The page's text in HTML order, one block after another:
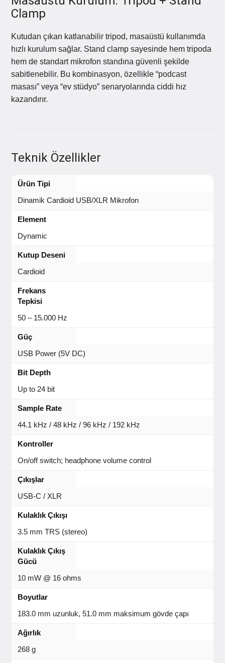
Clamp
Kutudan çıkan katlanabilir tripod, masaüstü kullanımda
hızlı kurulum sağlar. Stand clamp sayesinde hem tripoda
hem de standart mikrofon standına güvenli şekilde
sabitlenebilir. Bu kombinasyon, özellikle “podcast
masası” veya “ev stüdyo” senaryolarında ciddi hız
kazandırır.
Teknik Özellikler
Ürün Tipi
Dinamik Cardioid USB/XLR Mikrofon
Element
Dynamic
Kutup Deseni
Cardioid
Frekans
Tepkisi
50 – 15.000 Hz
Güç
USB Power (5V DC)
Bit Depth
Up to 24 bit
Sample Rate
44.1 kHz / 48 kHz / 96 kHz / 192 kHz
Kontroller
On/off switch; headphone volume control
Çıkışlar
USB-C / XLR
Kulaklık Çıkışı
3.5 mm TRS (stereo)
Kulaklık Çıkış
Gücü
10 mW @ 16 ohms
Boyutlar
183.0 mm uzunluk, 51.0 mm maksimum gövde çapı
Ağırlık
268 g